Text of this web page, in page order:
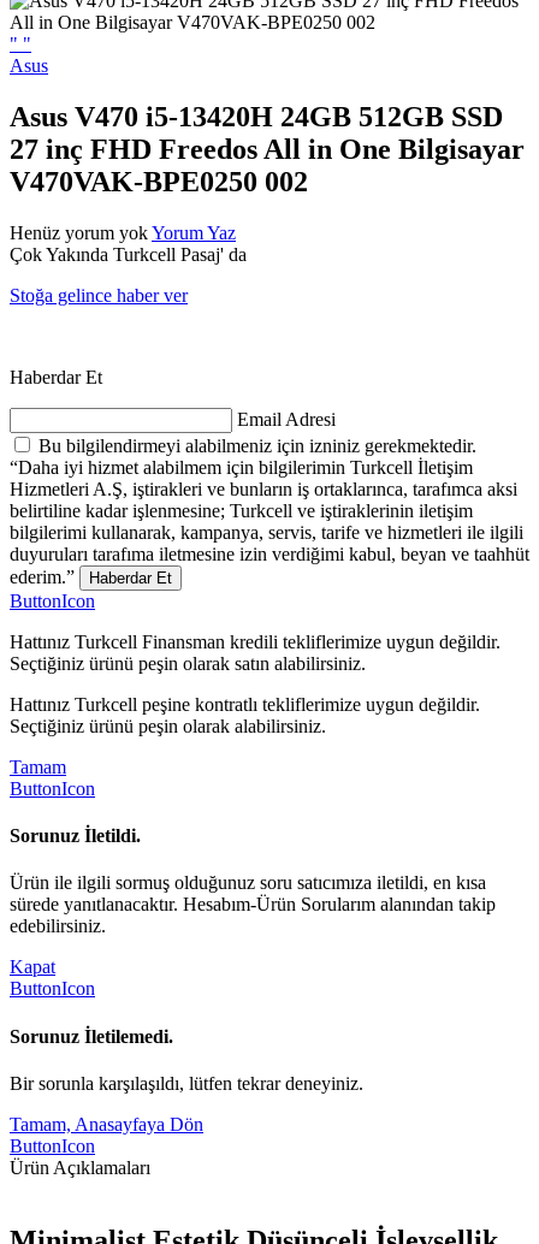
" "
Asus
Asus V470 i5-13420H 24GB 512GB SSD
27 inç FHD Freedos All in One Bilgisayar
V470VAK-BPE0250 002
Henüz yorum yokYorum Yaz
Çok Yakında Turkcell Pasaj' da
Stoğa gelince haber ver
Haberdar Et
Email Adresi
Bu bilgilendirmeyi alabilmeniz için izniniz gerekmektedir.
“Daha iyi hizmet alabilmem için bilgilerimin Turkcell İletişim
Hizmetleri A.Ş, iştirakleri ve bunların iş ortaklarınca, tarafımca aksi
belirtiline kadar işlenmesine; Turkcell ve iştiraklerinin iletişim
bilgilerimi kullanarak, kampanya, servis, tarife ve hizmetleri ile ilgili
duyuruları tarafıma iletmesine izin verdiğimi kabul, beyan ve taahhüt
ederim.”
Haberdar Et
ButtonIcon
Hattınız Turkcell Finansman kredili tekliflerimize uygun değildir.
Seçtiğiniz ürünü peşin olarak satın alabilirsiniz.
Hattınız Turkcell peşine kontratlı tekliflerimize uygun değildir.
Seçtiğiniz ürünü peşin olarak alabilirsiniz.
Tamam
ButtonIcon
Sorunuz İletildi.
Ürün ile ilgili sormuş olduğunuz soru satıcımıza iletildi, en kısa
sürede yanıtlanacaktır. Hesabım-Ürün Sorularım alanından takip
edebilirsiniz.
Kapat
ButtonIcon
Sorunuz İletilemedi.
Bir sorunla karşılaşıldı, lütfen tekrar deneyiniz.
Tamam, Anasayfaya Dön
ButtonIcon
Ürün Açıklamaları